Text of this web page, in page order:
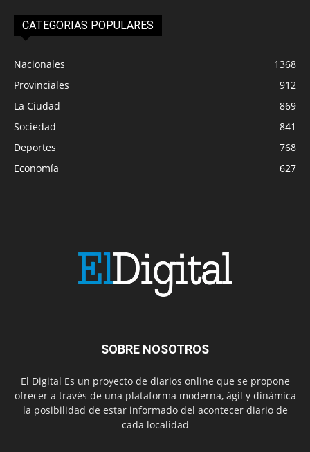
CATEGORIAS POPULARES
Nacionales
1368
Provinciales
912
La Ciudad
869
Sociedad
841
Deportes
768
Economía
627
SOBRE NOSOTROS
El Digital Es un proyecto de diarios online que se propone
ofrecer a través de una plataforma moderna, ágil y dinámica
la posibilidad de estar informado del acontecer diario de
cada localidad